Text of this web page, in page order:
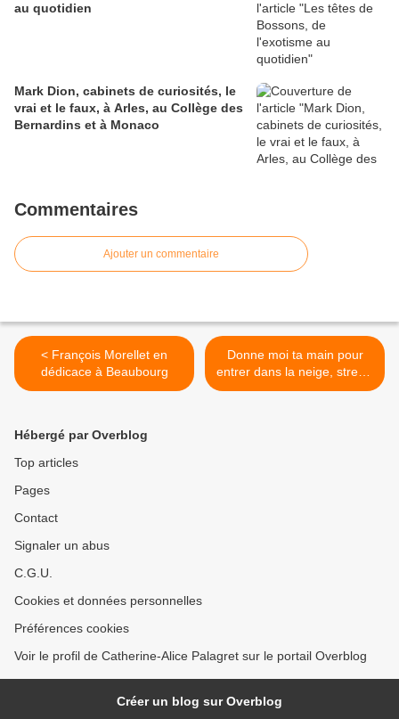
au quotidien
Mark Dion, cabinets de curiosités, le
vrai et le faux, à Arles, au Collège des
Bernardins et à Monaco
Commentaires
Ajouter un commentaire
< François Morellet en
dédicace à Beaubourg
Donne moi ta main pour
entrer dans la neige, street-
art à Beaubourg >
Hébergé par Overblog
Top articles
Pages
Contact
Signaler un abus
C.G.U.
Cookies et données personnelles
Préférences cookies
Voir le profil de Catherine-Alice Palagret sur le portail Overblog
Créer un blog sur Overblog